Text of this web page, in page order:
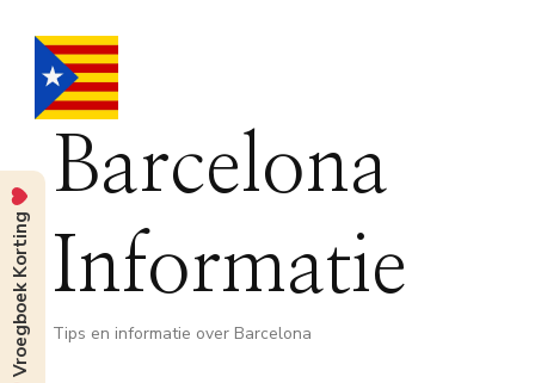
Barcelona
Informatie
Tips en informatie over Barcelona
Vroegboek Korting